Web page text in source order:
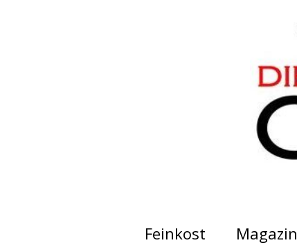
Feinkost Magazin